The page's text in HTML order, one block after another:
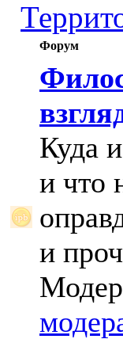
Форум
Куда
и что
и